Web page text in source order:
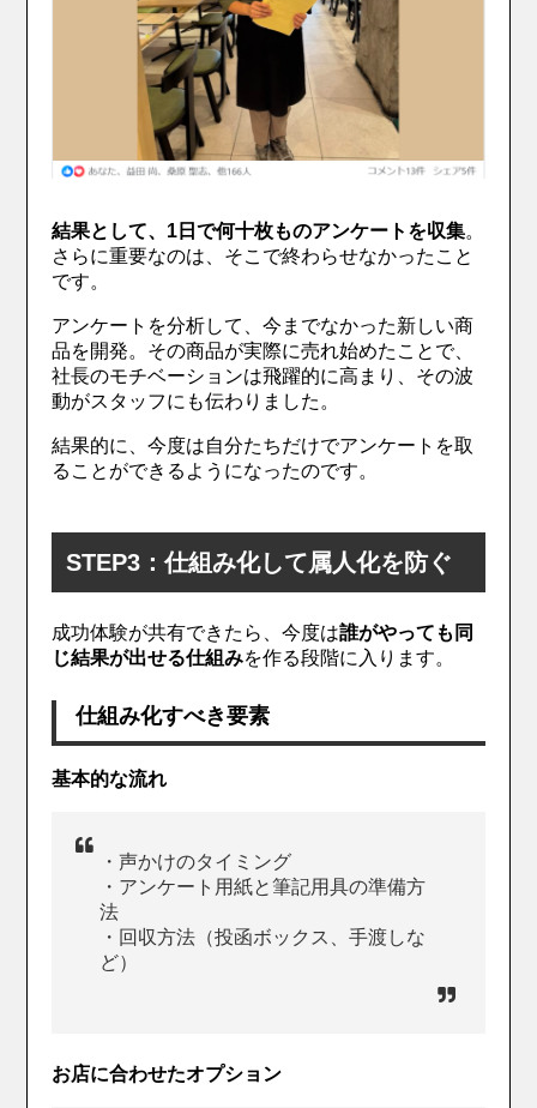
結果として、1日で何十枚ものアンケートを収集。
さらに重要なのは、そこで終わらせなかったこと
です。
アンケートを分析して、今までなかった新しい商
品を開発。その商品が実際に売れ始めたことで、
社長のモチベーションは飛躍的に高まり、その波
動がスタッフにも伝わりました。
結果的に、今度は自分たちだけでアンケートを取
ることができるようになったのです。
STEP3：仕組み化して属人化を防ぐ
成功体験が共有できたら、今度は誰がやっても同
じ結果が出せる仕組みを作る段階に入ります。
仕組み化すべき要素
基本的な流れ
・声かけのタイミング
・アンケート用紙と筆記用具の準備方
法
・回収方法（投函ボックス、手渡しな
ど）
お店に合わせたオプション